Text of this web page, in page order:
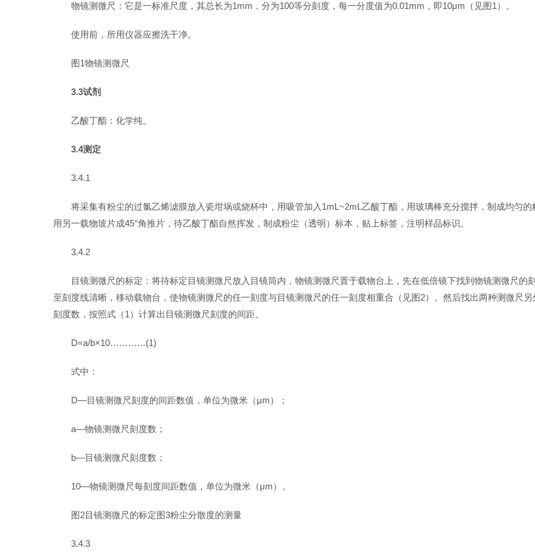
物镜测微尺：它是一标准尺度，其总长为1mm，分为100等分刻度，每一分度值为0.01mm，即10μm（见图1）。
使用前，所用仪器应擦洗干净。
图1物镜测微尺
3.3试剂
乙酸丁酯：化学纯。
3.4测定
3.4.1
将采集有粉尘的过氯乙烯滤膜放入瓷坩埚或烧杯中，用吸管加入1mL~2mL乙酸丁酯，用玻璃棒充分搅拌，制成均匀
用另一载物玻片成45°角推片，待乙酸丁酯自然挥发，制成粉尘（透明）标本，贴上标签，注明样品标识。
3.4.2
目镜测微尺的标定：将待标定目镜测微尺放入目镜筒内，物镜测微尺置于载物台上，先在低倍镜下找到物镜测微尺的
至刻度线清晰，移动载物台，使物镜测微尺的任一刻度与目镜测微尺的任一刻度相重合（见图2）。然后找出两种测微尺
刻度数，按照式（1）计算出目镜测微尺刻度的间距。
D=a/b×10…………(1)
式中：
D—目镜测微尺刻度的间距数值，单位为微米（μm）；
a—物镜测微尺刻度数；
b—目镜测微尺刻度数；
10—物镜测微尺每刻度间距数值，单位为微米（μm）。
图2目镜测微尺的标定图3粉尘分散度的测量
3.4.3